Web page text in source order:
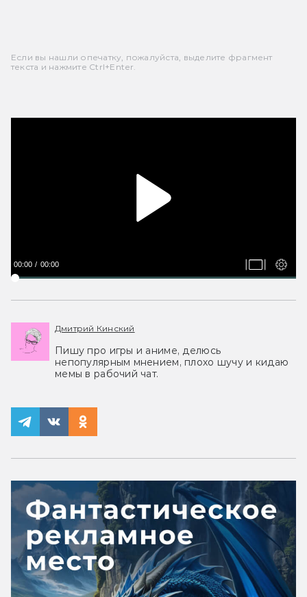
Если вы нашли опечатку, пожалуйста, выделите фрагмент
текста и нажмите Ctrl+Enter.
00:00 00:00
Дмитрий Кинский
Пишу про игры и аниме, делюсь
непопулярным мнением, плохо шучу и кидаю
мемы в рабочий чат.